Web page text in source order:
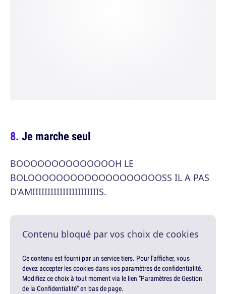
Je marche seul
BOOOOOOOOOOOOOOH LE
BOLOOOOOOOOOOOOOOOOOOOSS IL A PAS
D'AMIIIIIIIIIIIIIIIIIIIIIIS.
Contenu bloqué par vos choix de cookies
Ce contenu est fourni par un service tiers. Pour l'afficher, vous
devez accepter les cookies dans vos paramètres de confidentialité.
Modifiez ce choix à tout moment via le lien "Paramètres de Gestion
de la Confidentialité" en bas de page.